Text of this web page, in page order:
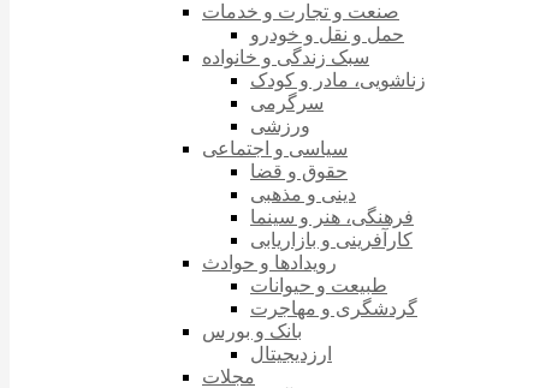
صنعت و تجارت و خدمات
حمل و نقل و خودرو
سبک زندگی و خانواده
زناشویی، مادر و کودک
سرگرمی
ورزشی
سیاسی و اجتماعی
حقوق و قضا
دینی و مذهبی
فرهنگی، هنر و سینما
کارآفرینی و بازاریابی
رویدادها و حوادث
طبیعت و حیوانات
گردشگری و مهاجرت
بانک و بورس
ارزدیجیتال
مجلات